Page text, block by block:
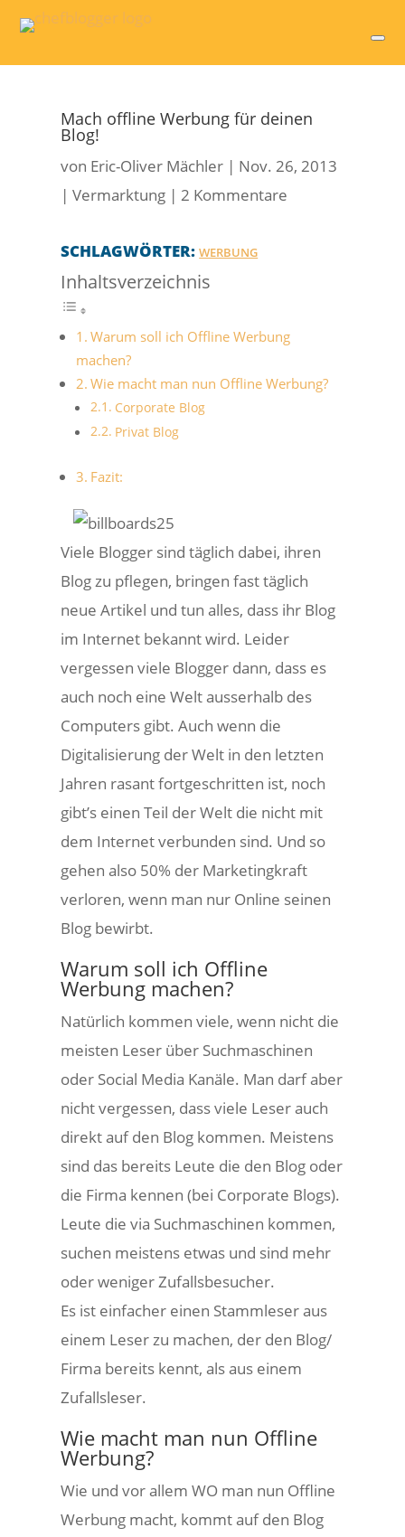
Mach offline Werbung für deinen
Blog!
von Eric-Oliver Mächler | Nov. 26, 2013
|Vermarktung |2 Kommentare
SCHLAGWÖRTER:WERBUNG
Inhaltsverzeichnis
Warum soll ich Offline Werbung
machen?
Wie macht man nun Offline Werbung?
Corporate Blog
Privat Blog
Fazit:
Viele Blogger sind täglich dabei, ihren
Blog zu pflegen, bringen fast täglich
neue Artikel und tun alles, dass ihr Blog
im Internet bekannt wird. Leider
vergessen viele Blogger dann, dass es
auch noch eine Welt ausserhalb des
Computers gibt. Auch wenn die
Digitalisierung der Welt in den letzten
Jahren rasant fortgeschritten ist, noch
gibt’s einen Teil der Welt die nicht mit
dem Internet verbunden sind. Und so
gehen also 50% der Marketingkraft
verloren, wenn man nur Online seinen
Blog bewirbt.
Warum soll ich Offline
Werbung machen?
Natürlich kommen viele, wenn nicht die
meisten Leser über Suchmaschinen
oder Social Media Kanäle. Man darf aber
nicht vergessen, dass viele Leser auch
direkt auf den Blog kommen. Meistens
sind das bereits Leute die den Blog oder
die Firma kennen (bei Corporate Blogs).
Leute die via Suchmaschinen kommen,
suchen meistens etwas und sind mehr
oder weniger Zufallsbesucher.
Es ist einfacher einen Stammleser aus
einem Leser zu machen, der den Blog/
Firma bereits kennt, als aus einem
Zufallsleser.
Wie macht man nun Offline
Werbung?
Wie und vor allem WO man nun Offline
Werbung macht, kommt auf den Blog